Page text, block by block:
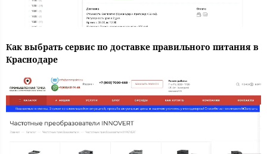
Как выбрать сервис по доставке правильного питания в
Краснодаре